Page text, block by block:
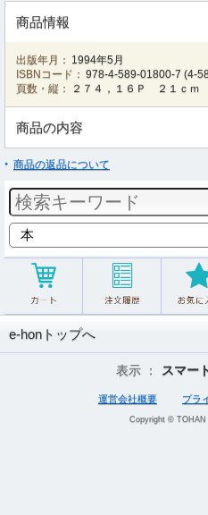
商品情報
出版年月： 1994年5月
ISBNコード： 978-4-589-01800-7 (4-
頁数・縦：
２７４，１６Ｐ ２１ｃｍ
商品の内容
商品の返品について
e-honトップへ
表示 ： スマー
運営会社概要 プラ
Copyright © TOHAN